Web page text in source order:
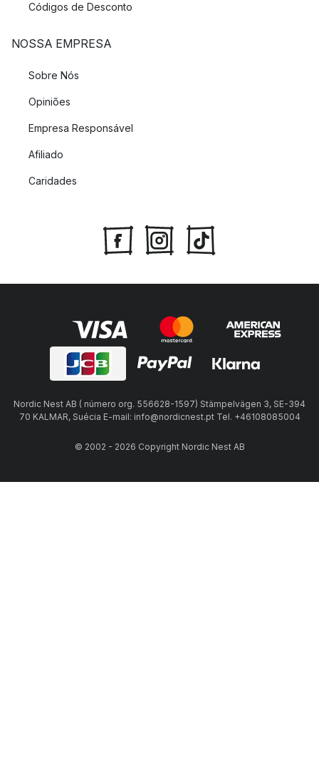
Códigos de Desconto
NOSSA EMPRESA
Sobre Nós
Opiniões
Empresa Responsável
Afiliado
Caridades
Nordic Nest AB ( número org. 556628-1597) Stämpelvägen 3, SE-394
70 KALMAR, Suécia E-mail: info@nordicnest.pt Tel. +46108085004
© 2002 - 2026 Copyright Nordic Nest AB